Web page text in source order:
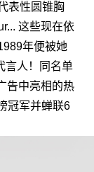
表性圆锥胸
这些现在依
年便被她
言人！同名单
告中亮相的热
冠军并蝉联6